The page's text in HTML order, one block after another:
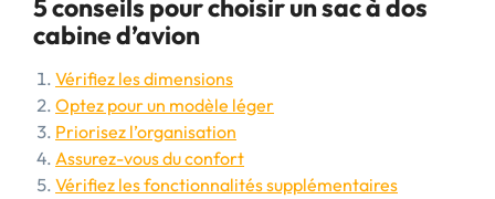
5 conseils pour choisir un sac à dos
cabine d’avion
Vérifiez les dimensions
Optez pour un modèle léger
Priorisez l’organisation
Assurez-vous du confort
Vérifiez les fonctionnalités supplémentaires